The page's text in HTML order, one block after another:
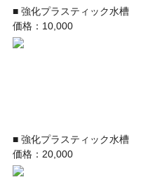
■ 強化プラスティック水槽
価格：10,000
■ 強化プラスティック水槽
価格：20,000